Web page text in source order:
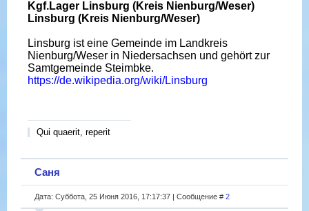
Kgf.Lager Linsburg (Kreis Nienburg/Weser)
Linsburg (Kreis Nienburg/Weser)
Linsburg ist eine Gemeinde im Landkreis
Nienburg/Weser in Niedersachsen und gehört zur
Samtgemeinde Steimbke.
https://de.wikipedia.org/wiki/Linsburg
Qui quaerit, reperit
Саня
Дата: Суббота, 25 Июня 2016, 17:17:37 | Сообщение # 2